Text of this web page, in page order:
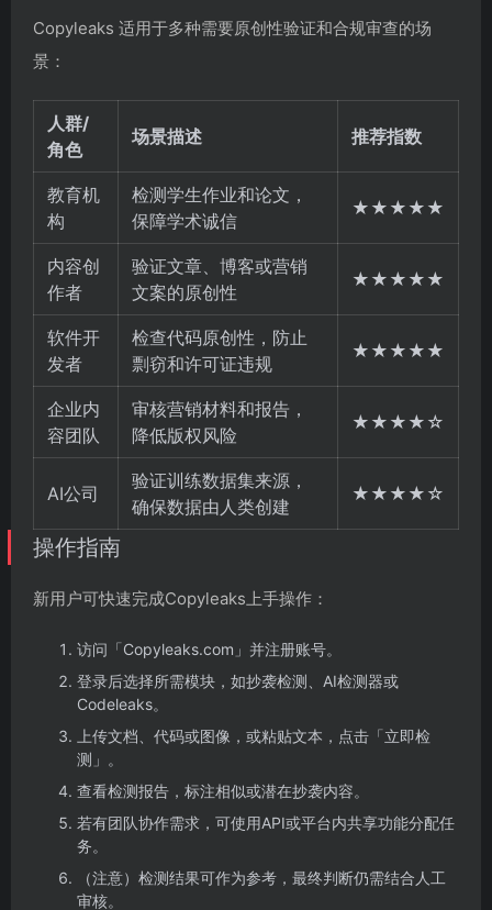
Copyleaks 适用于多种需要原创性验证和合规审查的场
景：
人群/
角色
场景描述 推荐指数
教育机
构
检测学生作业和论文，
保障学术诚信
★★★★★
内容创
作者
验证文章、博客或营销
文案的原创性
★★★★★
软件开
发者
检查代码原创性，防止
剽窃和许可证违规
★★★★★
企业内
容团队
审核营销材料和报告，
降低版权风险
★★★★☆
AI公司
验证训练数据集来源，
确保数据由人类创建
★★★★☆
操作指南
新用户可快速完成Copyleaks上手操作：
访问「Copyleaks.com」并注册账号。
登录后选择所需模块，如抄袭检测、AI检测器或
Codeleaks。
上传文档、代码或图像，或粘贴文本，点击「立即检
测」。
查看检测报告，标注相似或潜在抄袭内容。
若有团队协作需求，可使用API或平台内共享功能分配任
务。
（注意）检测结果可作为参考，最终判断仍需结合人工
审核。